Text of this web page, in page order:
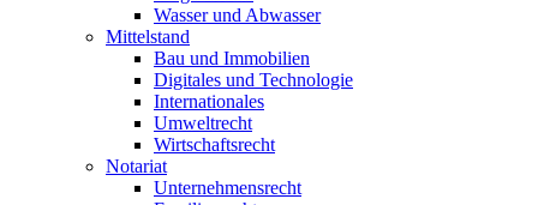
Wasser und Abwasser
Mittelstand
Bau und Immobilien
Digitales und Technologie
Internationales
Umweltrecht
Wirtschaftsrecht
Notariat
Unternehmensrecht